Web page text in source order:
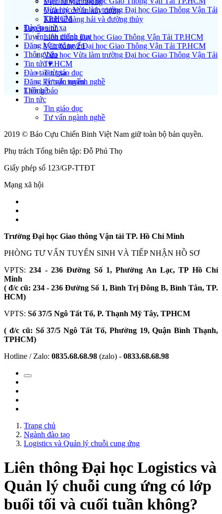
Vừa học Vừa làm trường Đại học Giao Thông Vận Tải
TP.HCM
Đào tạo từ xa
Tuyển sinh chính quy
Đăng ký trực tuyến
Thông báo
Tin tức ▾
Tin giáo dục
Tư vấn ngành nghề
Liên hệ
Quản lý dự án xây dựng
Kinh tế hàng hải và đường thủy
Tuyển sinh
Liên thông Đại học Giao Thông Vận Tải TP.HCM
Văn bằng 2 Đại học Giao Thông Vận Tải TP.HCM
Vừa học Vừa làm trường Đại học Giao Thông Vận Tải
TP.HCM
Đào tạo từ xa
Đăng ký trực tuyến
Thông báo
Tin tức
Tin giáo dục
Tư vấn ngành nghề
2019 © Báo Cựu Chiến Binh Việt Nam giữ toàn bộ bản quyền.
Phụ trách Tổng biên tập: Đỗ Phú Thọ
Giấy phép số 123/GP-TTĐT
Mạng xã hội
Trường Đại học Giao thông Vận tải TP. Hồ Chí Minh
PHÒNG TƯ VẤN TUYỂN SINH VÀ TIẾP NHẬN HỒ SƠ
VPTS:234 - 236 Đường Số 1, Phường An Lạc, TP Hồ Chí
Minh
( đ/c cũ: 234 - 236 Đường Số 1, Bình Trị Đông B, Bình Tân, TP.
HCM)
VPTS: Số 37/5 Ngô Tất Tố, P. Thạnh Mỹ Tây, TPHCM
( đ/c cũ: Số 37/5 Ngô Tất Tố, Phường 19, Quận Bình Thạnh,
TPHCM)
Hotline / Zalo: 0835.68.68.98 (zalo) - 0833.68.68.98
Trang chủ
Ngành đào tạo
Logistics và Quản lý chuỗi cung ứng
Liên thông Đại học Logistics và
Quản lý chuỗi cung ứng có lớp
buổi tối và cuối tuần không?